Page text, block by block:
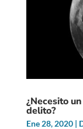
¿Necesito
delito?
Ene 28, 2020|